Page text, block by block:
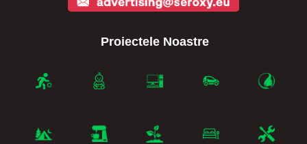
Proiectele Noastre